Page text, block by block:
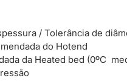
/ Tolerância de
do Hotend
da Heated bed (0ºC